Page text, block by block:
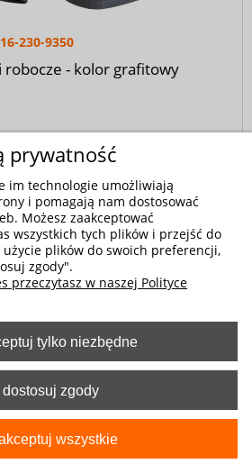
230-9350
robocze - kolor grafitowy
060-1080
prywatność
im technologie umożliwiają
i pomagają nam dostosować
Możesz zaakceptować
wszystkich tych plików i przejść do
plików do swoich preferencji,
zgody".
przeczytasz w naszej Polityce
tylko niezbędne
dostosuj zgody
wszystkie